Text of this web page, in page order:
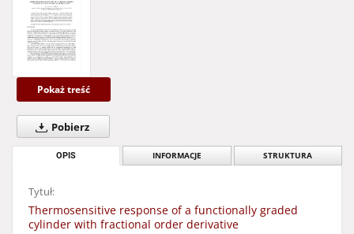
Pokaż treść
Pobierz
OPIS INFORMACJE STRUKTURA
Tytuł:
Thermosensitive response of a functionally graded
cylinder with fractional order derivative